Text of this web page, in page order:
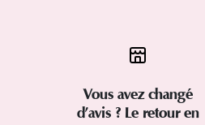
Vous avez changé
d’avis ? Le retour en